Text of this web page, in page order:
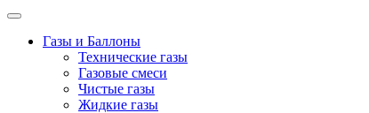
Газы и Баллоны
Технические газы
Газовые смеси
Чистые газы
Жидкие газы